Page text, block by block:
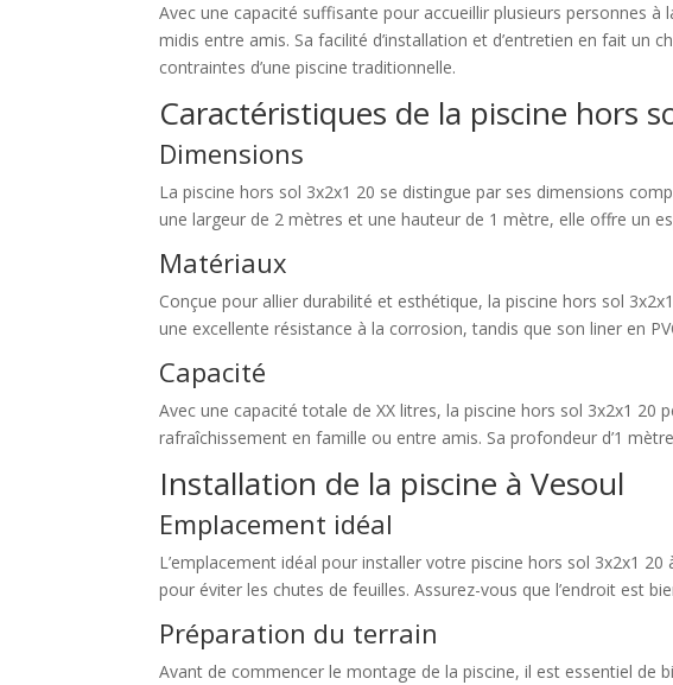
Avec une capacité suffisante pour accueillir plusieurs personnes
midis entre amis. Sa facilité d’installation et d’entretien en fait un
contraintes d’une piscine traditionnelle.
Caractéristiques de la piscine hors
Dimensions
La piscine hors sol 3x2x1 20 se distingue par ses dimensions
une largeur de 2 mètres et une hauteur de 1 mètre, elle offre un
Matériaux
Conçue pour allier durabilité et esthétique, la piscine hors sol
une excellente résistance à la corrosion, tandis que son liner en
Capacité
Avec une capacité totale de XX litres, la piscine hors sol 3x2x1
rafraîchissement en famille ou entre amis. Sa profondeur d’1
Installation de la piscine à Vesoul
Emplacement idéal
L’emplacement idéal pour installer votre piscine hors sol 3x2x1
pour éviter les chutes de feuilles. Assurez-vous que l’endroit est
Préparation du terrain
Avant de commencer le montage de la piscine, il est essentiel de